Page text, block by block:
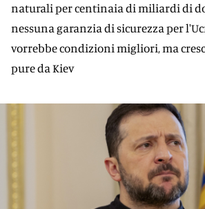
naturali per centinaia di miliardi di
nessuna garanzia di sicurezza per
vorrebbe condizioni migliori, ma
pure da Kiev